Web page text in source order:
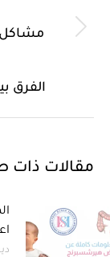
الفرق
مشاكل
مقالات ذات